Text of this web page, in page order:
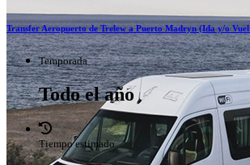
Transfer Aeropuerto de Trelew a Puerto Madryn (Ida y/o
Temporada
Todo el año
Tiempo estimado